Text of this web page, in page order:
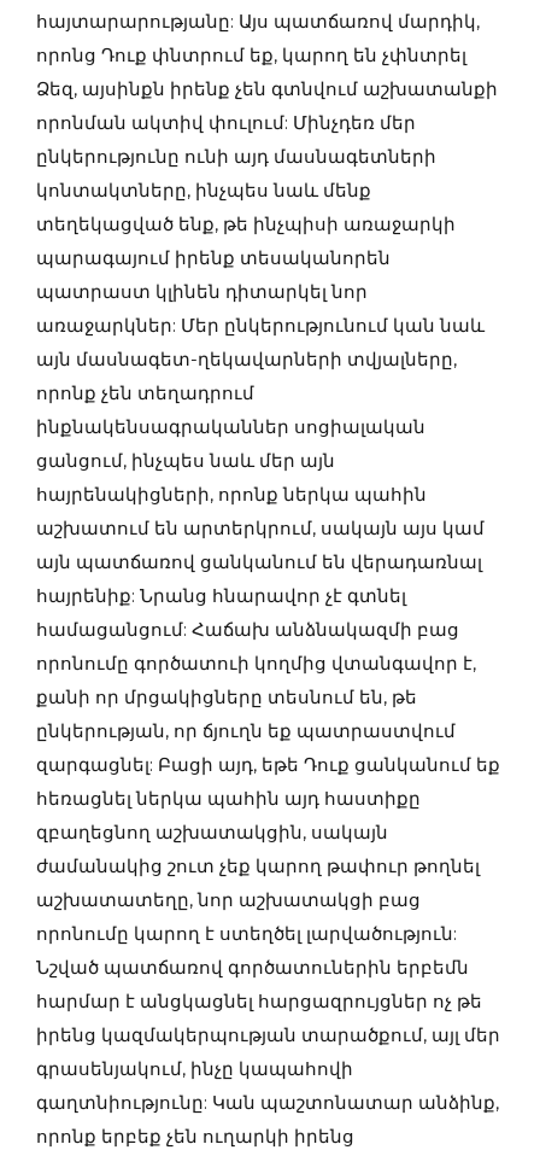
հայտարարությանը: Այս պատճառով մարդիկ,
որոնց Դուք փնտրում եք, կարող են չփնտրել
Ձեզ, այսինքն իրենք չեն գտնվում աշխատանքի
որոնման ակտիվ փուլում: Մինչդեռ մեր
ընկերությունը ունի այդ մասնագետների
կոնտակտները, ինչպես նաև մենք
տեղեկացված ենք, թե ինչպիսի առաջարկի
պարագայում իրենք տեսականորեն
պատրաստ կլինեն դիտարկել նոր
առաջարկներ: Մեր ընկերությունում կան նաև
այն մասնագետ-ղեկավարների տվյալները,
որոնք չեն տեղադրում
ինքնակենսագրականներ սոցիալական
ցանցում, ինչպես նաև մեր այն
հայրենակիցների, որոնք ներկա պահին
աշխատում են արտերկրում, սակայն այս կամ
այն պատճառով ցանկանում են վերադառնալ
հայրենիք: Նրանց հնարավոր չէ գտնել
համացանցում: Հաճախ անձնակազմի բաց
որոնումը գործատուի կողմից վտանգավոր է,
քանի որ մրցակիցները տեսնում են, թե
ընկերության, որ ճյուղն եք պատրաստվում
զարգացնել: Բացի այդ, եթե Դուք ցանկանում եք
հեռացնել ներկա պահին այդ հաստիքը
զբաղեցնող աշխատակցին, սակայն
ժամանակից շուտ չեք կարող թափուր թողնել
աշխատատեղը, նոր աշխատակցի բաց
որոնումը կարող է ստեղծել լարվածություն:
Նշված պատճառով գործատուներին երբեմն
հարմար է անցկացնել հարցազրույցներ ոչ թե
իրենց կազմակերպության տարածքում, այլ մեր
գրասենյակում, ինչը կապահովի
գաղտնիությունը: Կան պաշտոնատար անձինք,
որոնք երբեք չեն ուղարկի իրենց